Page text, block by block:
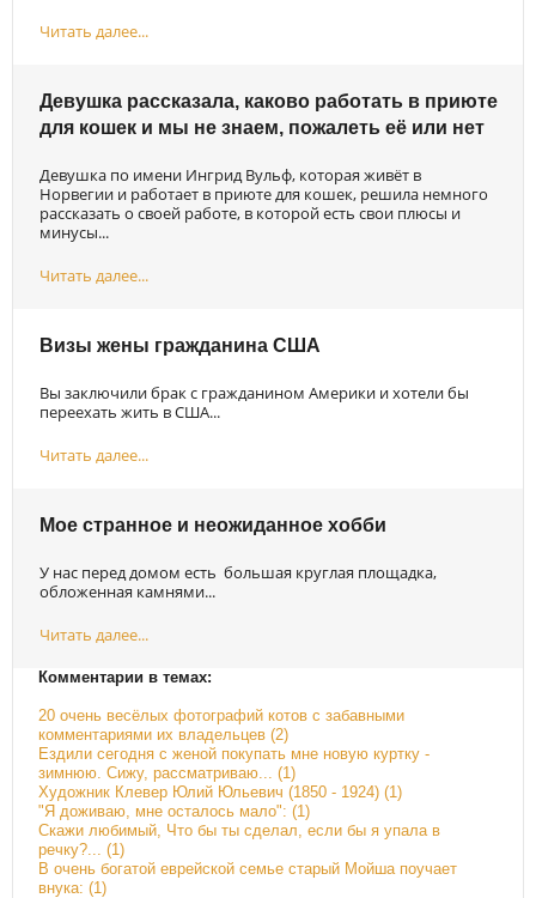
Читать далее...
Девушка рассказала, каково работать в приюте
для кошек и мы не знаем, пожалеть её или нет
Девушка по имени Ингрид Вульф, которая живёт в
Норвегии и работает в приюте для кошек, решила немного
рассказать о своей работе, в которой есть свои плюсы и
минусы...
Читать далее...
Визы жены гражданина США
Вы заключили брак с гражданином Америки и хотели бы
переехать жить в США...
Читать далее...
Мое странное и неожиданное хобби
У нас перед домом есть большая круглая площадка,
обложенная камнями...
Читать далее...
Комментарии в темах:
20 очень весёлых фотографий котов с забавными
комментариями их владельцев (2)
Ездили сегодня с женой покупать мне новую куртку -
зимнюю. Сижу, рассматриваю... (1)
Художник Клевер Юлий Юльевич (1850 - 1924) (1)
"Я доживаю, мне осталось мало": (1)
Скажи любимый, Что бы ты сделал, если бы я упала в
речку?... (1)
В очень богатой еврейской семье старый Мойша поучает
внука: (1)